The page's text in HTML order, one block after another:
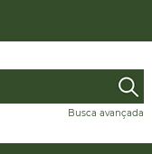
Busca avançada